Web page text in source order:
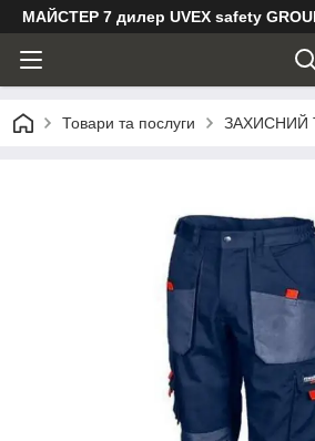
МАЙСТЕР 7 дилер UVEX safety
Товари та послуги ЗАХИСНИЙ